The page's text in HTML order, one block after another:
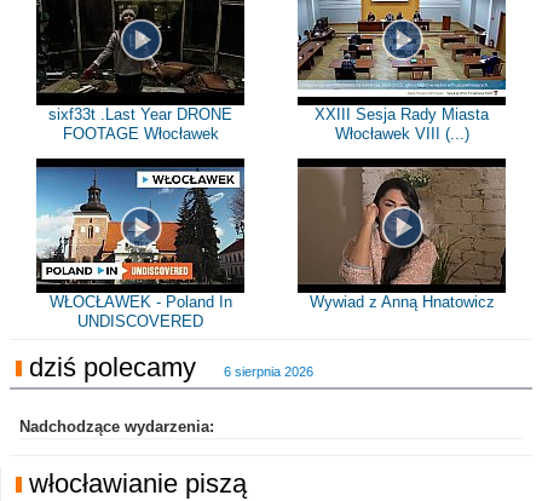
sixf33t .Last Year DRONE
FOOTAGE Włocławek
XXIII Sesja Rady Miasta
Włocławek VIII (...)
WŁOCŁAWEK - Poland In
UNDISCOVERED
Wywiad z Anną Hnatowicz
dziś polecamy 6 sierpnia 2026
Nadchodzące wydarzenia:
włocławianie piszą